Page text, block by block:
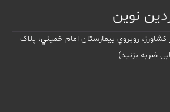
نوین
کشاورز، روبروي بيمارستان امام خميني، پلاک